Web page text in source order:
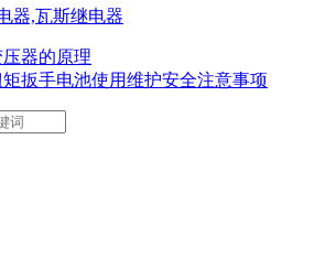
器,瓦斯继电器
器的原理
矩扳手电池使用维护安全注意事项